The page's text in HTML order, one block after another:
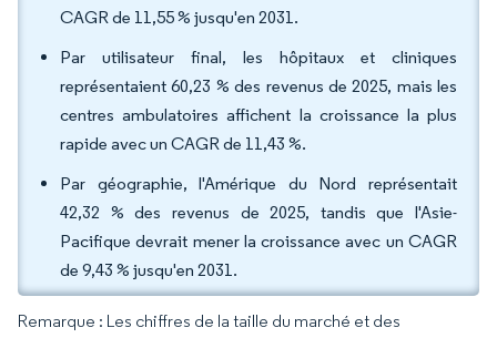
CAGR de 11,55 % jusqu'en 2031.
Par utilisateur final, les hôpitaux et cliniques
représentaient 60,23 % des revenus de 2025, mais les
centres ambulatoires affichent la croissance la plus
rapide avec un CAGR de 11,43 %.
Par géographie, l'Amérique du Nord représentait
42,32 % des revenus de 2025, tandis que l'Asie-
Pacifique devrait mener la croissance avec un CAGR
de 9,43 % jusqu'en 2031.
Remarque : Les chiffres de la taille du marché et des